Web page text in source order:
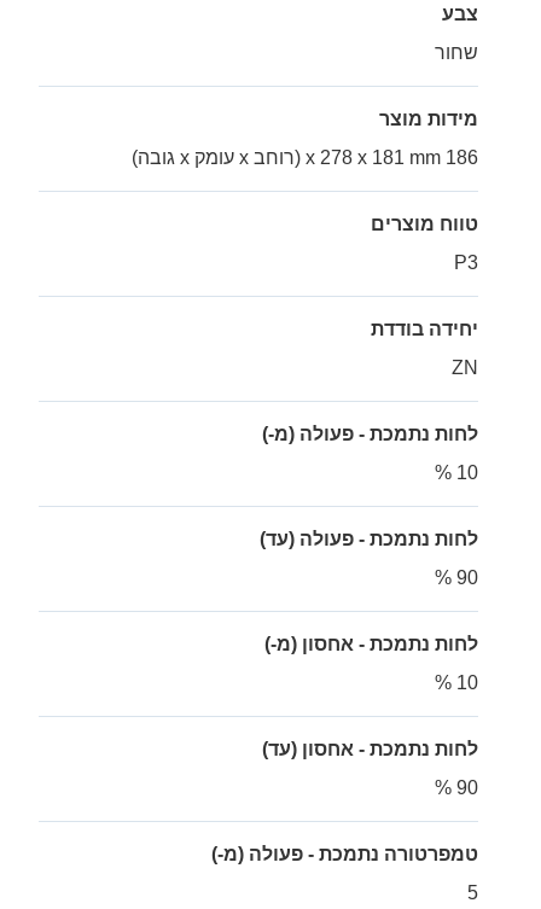
צבע
שחור
מידות מוצר
186 x 278 x 181 mm (רוחב x עומק x גובה)
טווח מוצרים
P3
יחידה בודדת
ZN
לחות נתמכת - פעולה (מ-)
10 %
לחות נתמכת - פעולה (עד)
90 %
לחות נתמכת - אחסון (מ-)
10 %
לחות נתמכת - אחסון (עד)
90 %
טמפרטורה נתמכת - פעולה (מ-)
5